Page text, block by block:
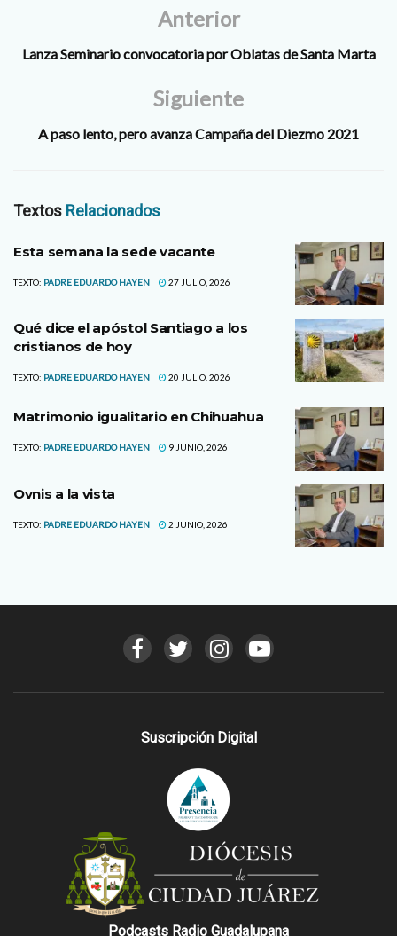
Anterior
Lanza Seminario convocatoria por Oblatas de Santa Marta
Siguiente
A paso lento, pero avanza Campaña del Diezmo 2021
Textos Relacionados
Esta semana la sede vacante
TEXTO: PADRE EDUARDO HAYEN 27 JULIO, 2026
Qué dice el apóstol Santiago a los
cristianos de hoy
TEXTO: PADRE EDUARDO HAYEN 20 JULIO, 2026
Matrimonio igualitario en Chihuahua
TEXTO: PADRE EDUARDO HAYEN 9 JUNIO, 2026
Ovnis a la vista
TEXTO: PADRE EDUARDO HAYEN 2 JUNIO, 2026
Suscripción Digital
Podcasts Radio Guadalupana